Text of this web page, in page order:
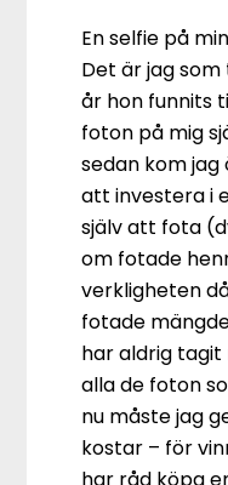
En selfie på
Det är jag
år hon funnits
foton på mig
sedan kom
att investera i
själv att fota
om fotade
verkligheten
fotade
har aldrig
alla de foton
nu måste jag
kostar – för
har råd köpa